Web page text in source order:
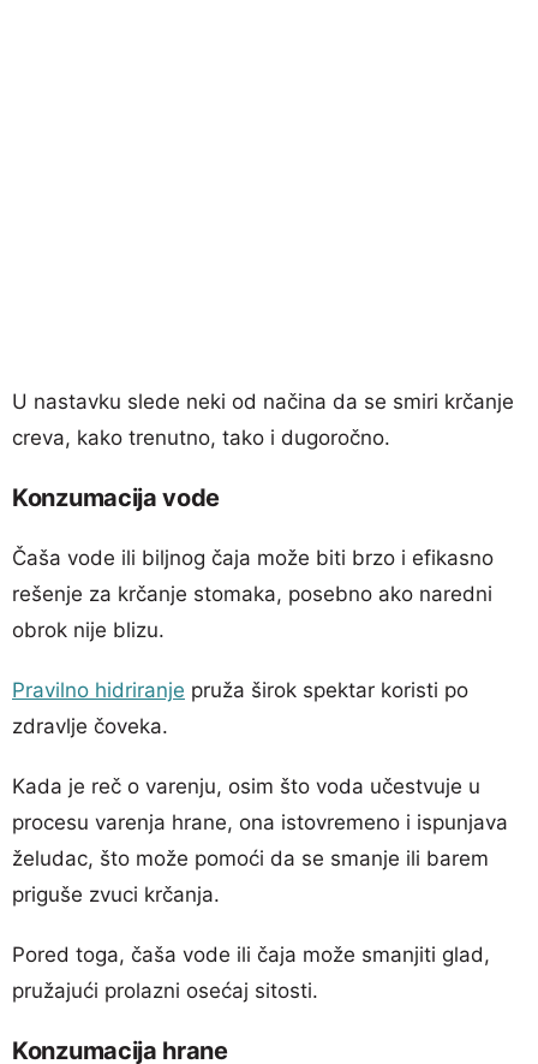
U nastavku slede neki od načina da se smiri krčanje
creva, kako trenutno, tako i dugoročno.
Konzumacija vode
Čaša vode ili biljnog čaja može biti brzo i efikasno
rešenje za krčanje stomaka, posebno ako naredni
obrok nije blizu.
Pravilno hidriranje pruža širok spektar koristi po
zdravlje čoveka.
Kada je reč o varenju, osim što voda učestvuje u
procesu varenja hrane, ona istovremeno i ispunjava
želudac, što može pomoći da se smanje ili barem
priguše zvuci krčanja.
Pored toga, čaša vode ili čaja može smanjiti glad,
pružajući prolazni osećaj sitosti.
Konzumacija hrane